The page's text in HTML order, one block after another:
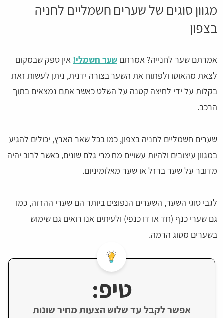
מגוון סוגים של שערים חשמליים לחניה
בצפון
אמרתם שער לחנייה? אמרתם שער חשמלי! אין ספק שבמקום
לצאת מהאוטו ולפתוח את השער בצורה ידנית, ניתן לעשות זאת
בקלות על ידי לחיצה קטנה על השלט כאשר אתם נמצאים בתוך
הרכב.
שערים חשמליים לחניה בצפון, כמו בכל שאר הארץ, יכולים להגיע
במגוון עיצובים ולהיות עשויים מחומרי גלם שונים, כאשר לרוב יהיה
מדובר על שער ברזל או שער מאלומיניום.
לגבי סוגי השער, השערים הנפוצים ביותר הם שערי ההזזה, כמו
גם שערי כנף (חד או דו כנפי) ולעיתים אנו רואים גם שימוש
בשערים מסוג הרמה.
טיפ:
אפשר לקבל עד שלוש הצעות מחיר שונות